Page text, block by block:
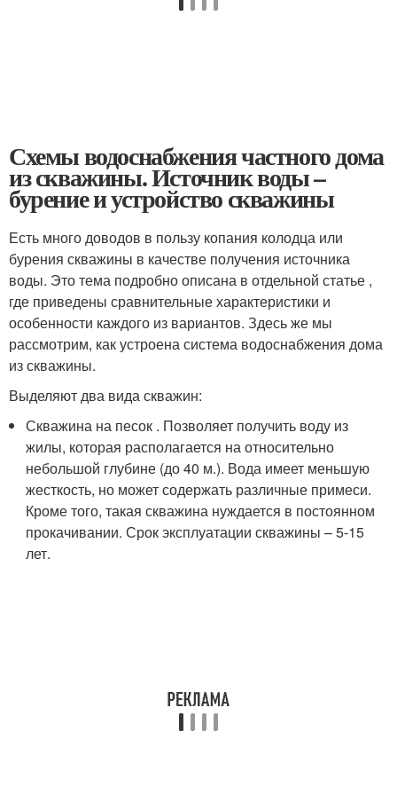
Схемы водоснабжения частного дома
из скважины. Источник воды –
бурение и устройство скважины
Есть много доводов в пользу копания колодца или
бурения скважины в качестве получения источника
воды. Это тема подробно описана в отдельной статье ,
где приведены сравнительные характеристики и
особенности каждого из вариантов. Здесь же мы
рассмотрим, как устроена система водоснабжения дома
из скважины.
Выделяют два вида скважин:
Скважина на песок . Позволяет получить воду из
жилы, которая располагается на относительно
небольшой глубине (до 40 м.). Вода имеет меньшую
жесткость, но может содержать различные примеси.
Кроме того, такая скважина нуждается в постоянном
прокачивании. Срок эксплуатации скважины – 5-15
лет.